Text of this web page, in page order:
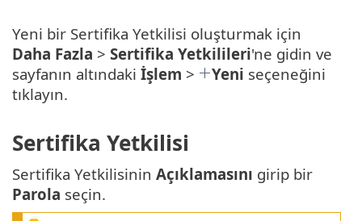
Yeni bir Sertifika Yetkilisi oluşturmak için
Daha Fazla > Sertifika Yetkilileri'ne gidin ve
sayfanın altındaki İşlem > Yeni seçeneğini
tıklayın.
Sertifika Yetkilisi
Sertifika Yetkilisinin Açıklamasını girip bir
Parola seçin.